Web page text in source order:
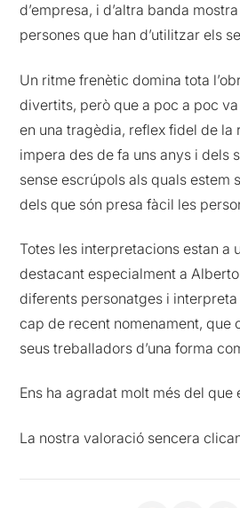
d’empresa, i d’altra banda
persones que han d’utilitzar els
Un ritme frenètic domina tota
divertits, però que a poc a poc
en una tragèdia, reflex fidel de la
impera des de fa uns anys i dels
sense escrúpols als quals estem
dels que són presa fàcil les
Totes les interpretacions estan a
destacant especialment a
diferents personatges i
cap de recent nomenament, que
seus treballadors d’una forma
Ens ha agradat molt més del que
La nostra valoració sencera